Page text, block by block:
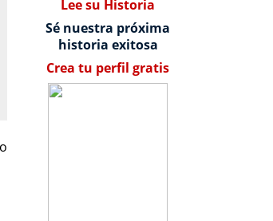
Lee su Historia
Sé nuestra próxima
historia exitosa
Crea tu perfil gratis